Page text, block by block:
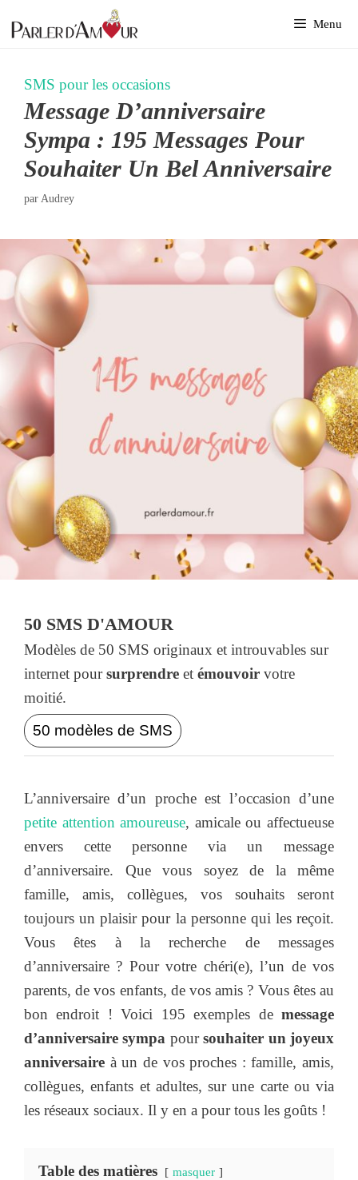
au
Menu
SMS pour les occasions
Message D’anniversaire
Sympa : 195 Messages Pour
Souhaiter Un Bel Anniversaire
par Audrey
50 SMS D'AMOUR
Modèles de 50 SMS originaux et introuvables sur
internet poursurprendre et émouvoir votre
moitié.
50 modèles de SMS
L’anniversaire d’un proche est l’occasion d’une
petite attention amoureuse, amicale ou affectueuse
envers cette personne via un message
d’anniversaire. Que vous soyez de la même
famille, amis, collègues, vos souhaits seront
toujours un plaisir pour la personne qui les reçoit.
Vous êtes à la recherche de messages
d’anniversaire ? Pour votre chéri(e), l’un de vos
parents, de vos enfants, de vos amis ? Vous êtes au
bon endroit ! Voici 195 exemples de message
d’anniversaire sympa poursouhaiter un joyeux
anniversaire à un de vos proches : famille, amis,
collègues, enfants et adultes, sur une carte ou via
les réseaux sociaux. Il y en a pour tous les goûts !
Table des matières masquer